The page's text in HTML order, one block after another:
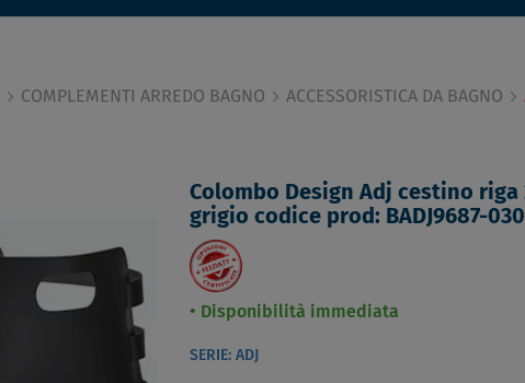
COMPLEMENTI ARREDO BAGNO ACCESSORISTICA DA BAGNO
Colombo Design Adj cestino riga
grigio codice prod: BADJ9687-
Disponibilità immediata
SERIE: ADJ